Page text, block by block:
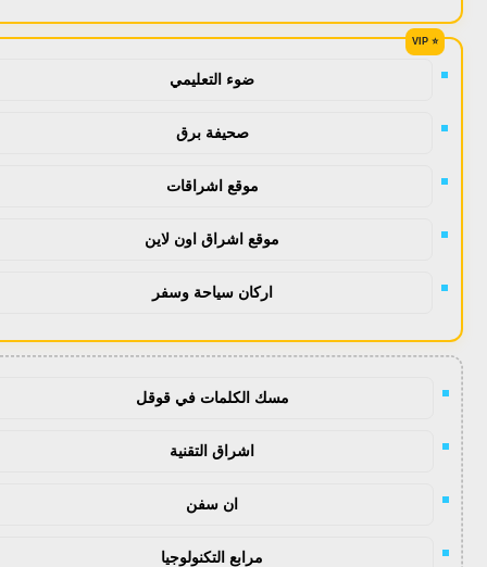
ضوء التعليمي
صحيفة برق
موقع اشراقات
موقع اشراق اون لاين
اركان سياحة وسفر
مسك الكلمات في قوقل
اشراق التقنية
ان سفن
مرابع التكنولوجيا